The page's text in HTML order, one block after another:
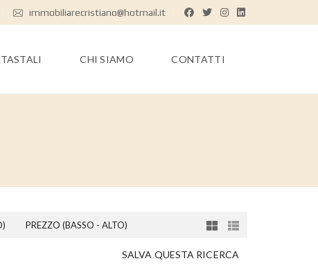
immobiliarecristiano@hotmail.it
CHI SIAMO CONTATTI
PREZZO (BASSO - ALTO)
SALVA QUESTA RICERCA